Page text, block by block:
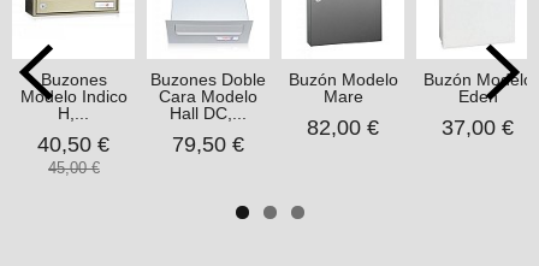
Buzones
Modelo Indico
H,...
40,50 €
45,00 €
Buzones Doble
Cara Modelo
Hall DC,...
79,50 €
Buzón Modelo
Mare
82,00 €
Buzón Modelo
Eden
37,00 €